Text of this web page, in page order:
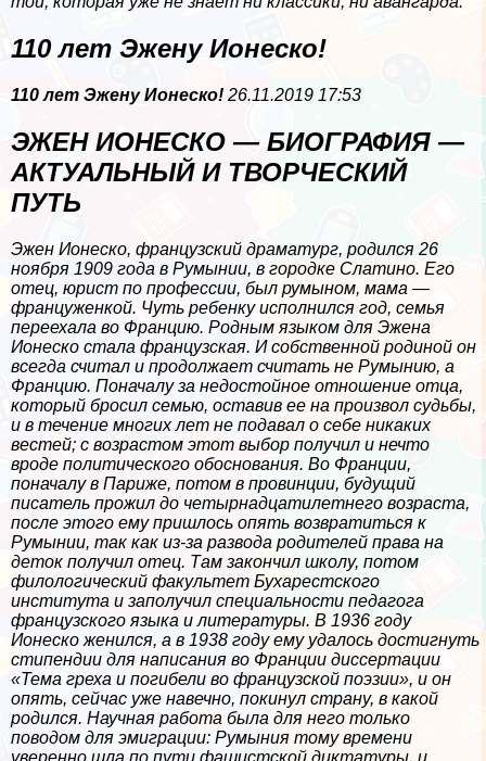
110 лет Эжену Ионеско!
110 лет Эжену Ионеско! 26.11.2019 17:53
ЭЖЕН ИОНЕСКО — БИОГРАФИЯ —
АКТУАЛЬНЫЙ И ТВОРЧЕСКИЙ
ПУТЬ
Эжен Ионеско, французский драматург, родился 26
ноября 1909 года в Румынии, в городке Слатино. Его
отец, юрист по профессии, был румыном, мама —
француженкой. Чуть ребенку исполнился год, семья
переехала во Францию. Родным языком для Эжена
Ионеско стала французская. И собственной родиной он
всегда считал и продолжает считать не Румынию, а
Францию. Поначалу за недостойное отношение отца,
который бросил семью, оставив ее на произвол судьбы,
и в течение многих лет не подавал о себе никаких
вестей; с возрастом этот выбор получил и нечто
вроде политического обоснования. Во Франции,
поначалу в Париже, потом в провинции, будущий
писатель прожил до четырнадцатилетнего возраста,
после этого ему пришлось опять возвратиться к
Румынии, так как из-за развода родителей права на
деток получил отец. Там закончил школу, потом
филологический факультет Бухарестского
института и заполучил специальности педагога
французского языка и литературы. В 1936 году
Ионеско женился, а в 1938 году ему удалось достигнуть
стипендии для написания во Франции диссертации
«Тема греха и погибели во французской поэзии», и он
опять, сейчас уже навечно, покинул страну, в какой
родился. Научная работа была для него только
поводом для эмиграции: Румыния тому времени
уверенно шла по пути фашистской диктатуры, и